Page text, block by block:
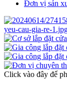
Đơn vị sản
Click vào đây để